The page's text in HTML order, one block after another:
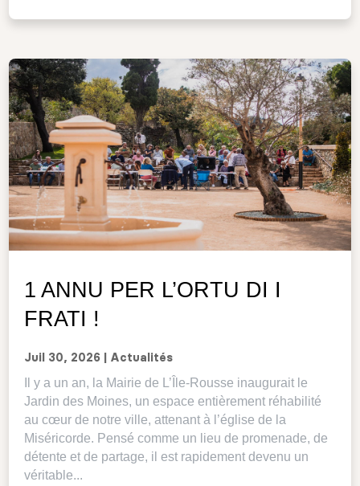
1 ANNU PER L’ORTU DI I
FRATI !
Juil 30, 2026 Actualités
Il y a un an, la Mairie de L’Île-Rousse inaugurait le
Jardin des Moines, un espace entièrement réhabilité
au cœur de notre ville, attenant à l’église de la
Miséricorde. Pensé comme un lieu de promenade, de
détente et de partage, il est rapidement devenu un
véritable...